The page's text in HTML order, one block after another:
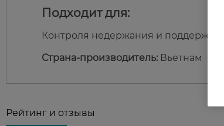
Подходит для:
Контроля недержания и
Страна-производитель: Вьетнам
Рейтинг и отзывы